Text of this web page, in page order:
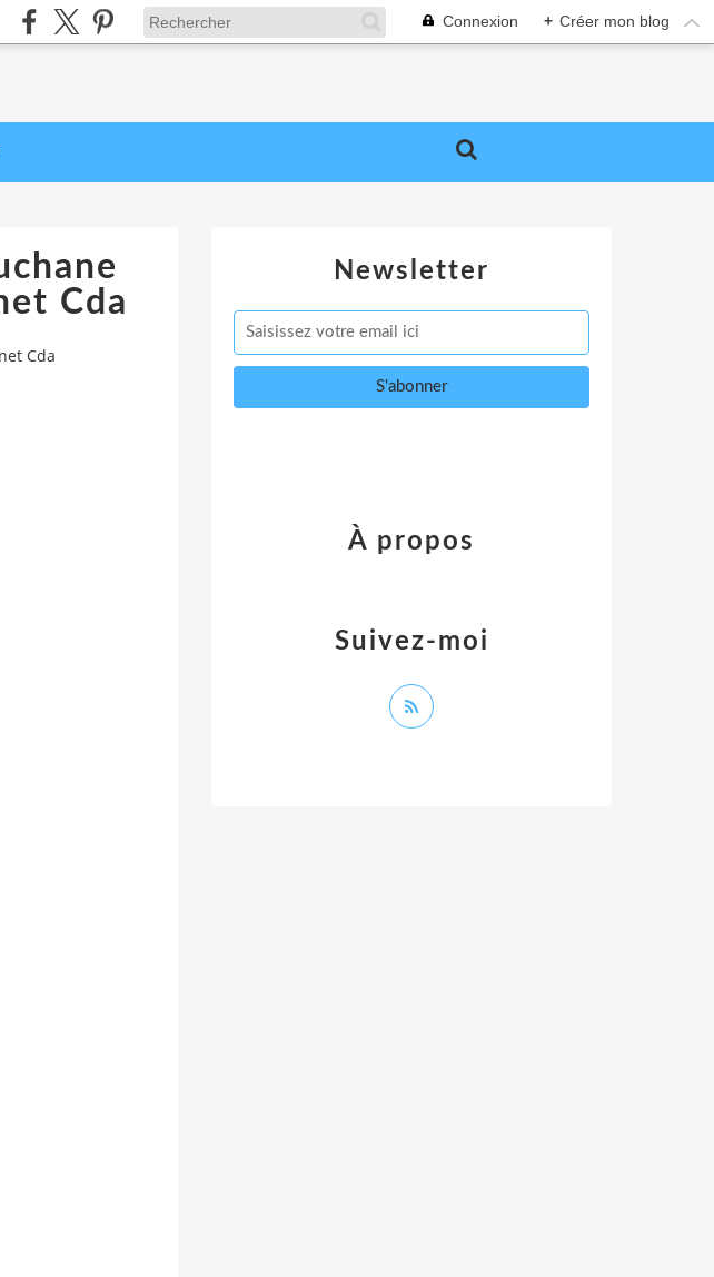
Connexion + Créer mon blog
Cda
Cda
Newsletter
Suivez-moi
À propos